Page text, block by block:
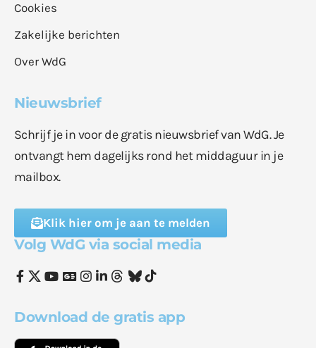
Cookies
Zakelijke berichten
Over WdG
Nieuwsbrief
Schrijf je in voor de gratis nieuwsbrief van WdG. Je
ontvangt hem dagelijks rond het middaguur in je
mailbox.
Klik hier om je aan te melden
Volg WdG via social media
Download de gratis app